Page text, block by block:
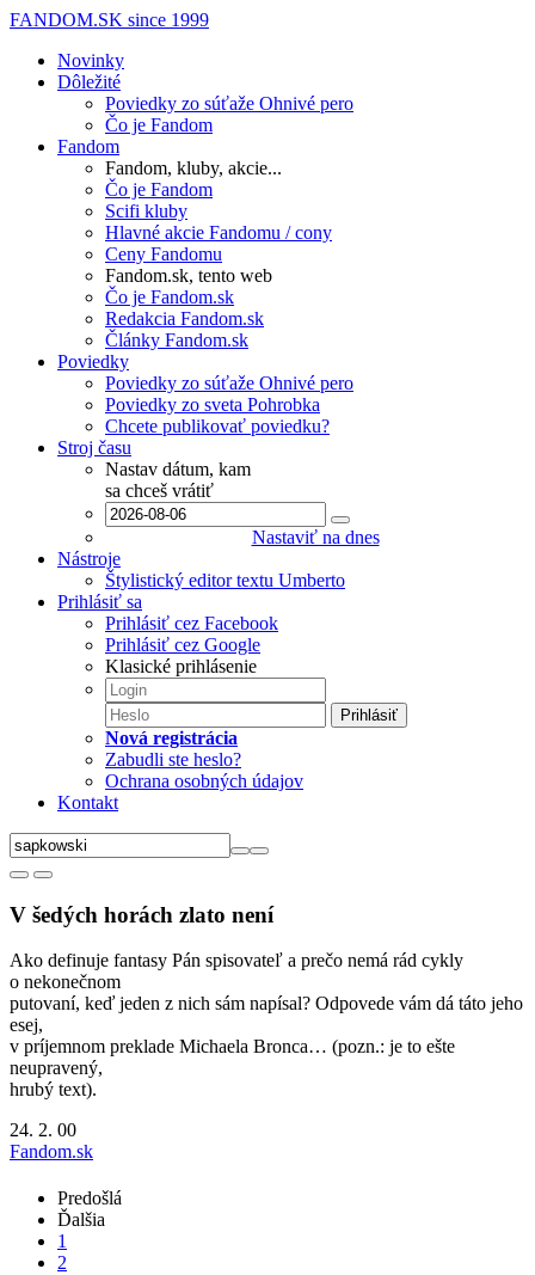
FANDOM.SK since 1999
Novinky
Dôležité
Poviedky zo súťaže Ohnivé pero
Čo je Fandom
Fandom
Fandom, kluby, akcie...
Čo je Fandom
Scifi kluby
Hlavné akcie Fandomu / cony
Ceny Fandomu
Fandom.sk, tento web
Čo je Fandom.sk
Redakcia Fandom.sk
Články Fandom.sk
Poviedky
Poviedky zo súťaže Ohnivé pero
Poviedky zo sveta Pohrobka
Chcete publikovať poviedku?
Stroj času
Nastav dátum, kam
sa chceš vrátiť
Nastaviť na dnes
Nástroje
Štylistický editor textu Umberto
Prihlásiť sa
Prihlásiť cez Facebook
Prihlásiť cez Google
Klasické prihlásenie
Prihlásiť
Nová registrácia
Zabudli ste heslo?
Ochrana osobných údajov
Kontakt
V šedých horách zlato není
Ako definuje fantasy Pán spisovateľ a prečo nemá rád cykly
o nekonečnom
putovaní, keď jeden z nich sám napísal? Odpovede vám dá táto jeho
esej,
v príjemnom preklade Michaela Bronca… (pozn.: je to ešte
neupravený,
hrubý text).
24. 2. 00
Fandom.sk
Predošlá
Ďalšia
1
2